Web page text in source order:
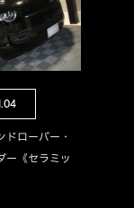
ドローバー・
ー《セラミッ